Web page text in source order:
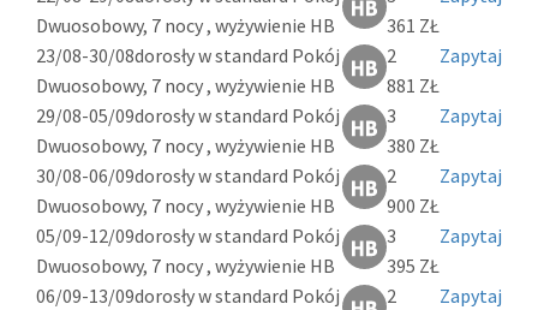
Dwuosobowy, 7 nocy , wyżywienie HB
361 ZŁ
23/08-30/08dorosły w standard Pokój
Dwuosobowy, 7 nocy , wyżywienie HB
2
881 ZŁ
Zapytaj
29/08-05/09dorosły w standard Pokój
Dwuosobowy, 7 nocy , wyżywienie HB
3
380 ZŁ
Zapytaj
30/08-06/09dorosły w standard Pokój
Dwuosobowy, 7 nocy , wyżywienie HB
2
900 ZŁ
Zapytaj
05/09-12/09dorosły w standard Pokój
Dwuosobowy, 7 nocy , wyżywienie HB
3
395 ZŁ
Zapytaj
06/09-13/09dorosły w standard Pokój
2
Zapytaj